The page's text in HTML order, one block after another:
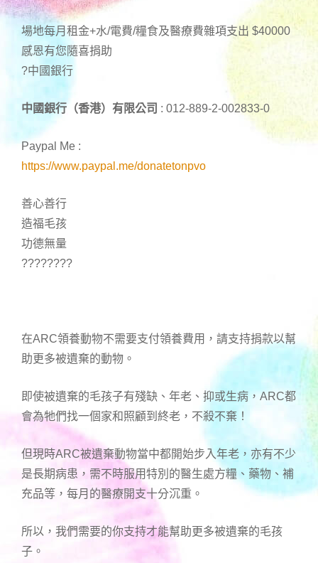
場地每月租金+水/電費/糧食及醫療費雜項支出 $40000
感恩有您隨喜捐助
?中國銀行
中國銀行（香港）有限公司 : 012-889-2-002833-0
Paypal Me :
https://www.paypal.me/donatetonpvo
善心善行
造福毛孩
功德無量
????????
在ARC領養動物不需要支付領養費用，請支持捐款以幫
助更多被遺棄的動物。
即使被遺棄的毛孩子有殘缺、年老、抑或生病，ARC都
會為牠們找一個家和照顧到終老，不殺不棄！
但現時ARC被遺棄動物當中都開始步入年老，亦有不少
是長期病患，需不時服用特別的醫生處方糧、藥物、補
充品等，每月的醫療開支十分沉重。
所以，我們需要的你支持才能幫助更多被遺棄的毛孩
子。